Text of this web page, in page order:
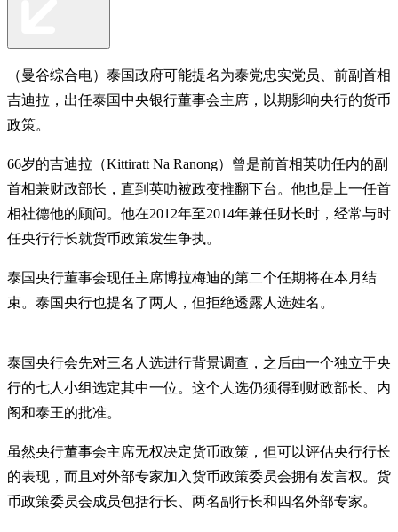
（曼谷综合电）泰国政府可能提名为泰党忠实党员、前副首相
吉迪拉，出任泰国中央银行董事会主席，以期影响央行的货币
政策。
66岁的吉迪拉（Kittiratt Na Ranong）曾是前首相英叻任内的副
首相兼财政部长，直到英叻被政变推翻下台。他也是上一任首
相社德他的顾问。他在2012年至2014年兼任财长时，经常与时
任央行行长就货币政策发生争执。
泰国央行董事会现任主席博拉梅迪的第二个任期将在本月结
束。泰国央行也提名了两人，但拒绝透露人选姓名。
泰国央行会先对三名人选进行背景调查，之后由一个独立于央
行的七人小组选定其中一位。这个人选仍须得到财政部长、内
阁和泰王的批准。
虽然央行董事会主席无权决定货币政策，但可以评估央行行长
的表现，而且对外部专家加入货币政策委员会拥有发言权。货
币政策委员会成员包括行长、两名副行长和四名外部专家。